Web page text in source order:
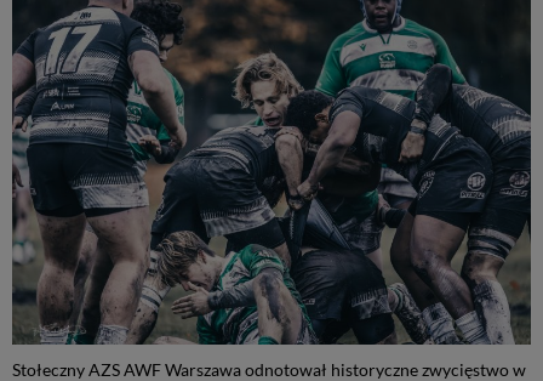
Stołeczny AZS AWF Warszawa odnotował historyczne zwycięstwo w